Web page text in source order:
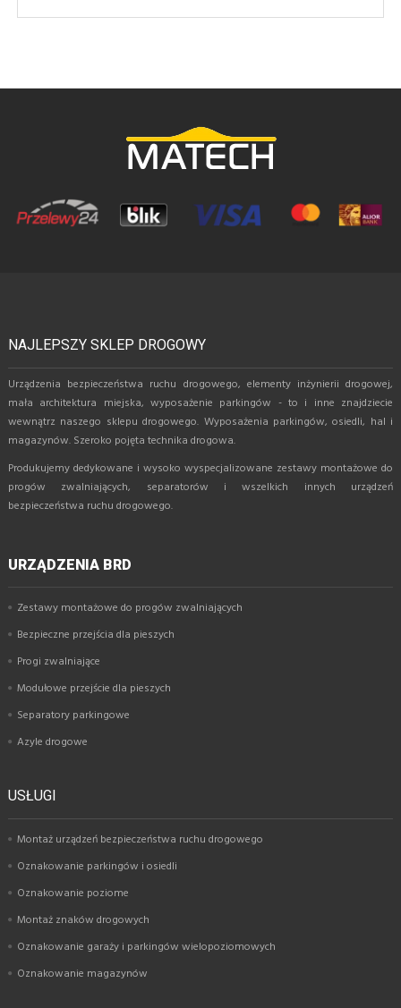
NAJLEPSZY SKLEP DROGOWY
Urządzenia bezpieczeństwa ruchu drogowego, elementy inżynierii drogowej,
mała architektura miejska, wyposażenie parkingów - to i inne znajdziecie
wewnątrz naszego sklepu drogowego. Wyposażenia parkingów, osiedli, hal i
magazynów. Szeroko pojęta technika drogowa.
Produkujemy dedykowane i wysoko wyspecjalizowane zestawy montażowe do
progów zwalniających, separatorów i wszelkich innych urządzeń
bezpieczeństwa ruchu drogowego.
URZĄDZENIA BRD
Zestawy montażowe do progów zwalniających
Bezpieczne przejścia dla pieszych
Progi zwalniające
Modułowe przejście dla pieszych
Separatory parkingowe
Azyle drogowe
USŁUGI
Montaż urządzeń bezpieczeństwa ruchu drogowego
Oznakowanie parkingów i osiedli
Oznakowanie poziome
Montaż znaków drogowych
Oznakowanie garaży i parkingów wielopoziomowych
Oznakowanie magazynów